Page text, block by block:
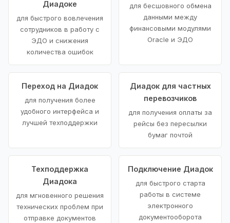
Диадоке
для быстрого вовлечения
сотрудников в работу с
ЭДО и снижения
количества ошибок
для бесшовного обмена
данными между
финансовыми модулями
Oracle и ЭДО
Переход на Диадок
для получения более
удобного интерфейса и
лучшей техподдержки
Диадок для частных
перевозчиков
для получения оплаты за
рейсы без пересылки
бумаг почтой
Техподдержка
Диадока
для мгновенного решения
технических проблем при
отправке документов
Подключение Диадок
для быстрого старта
работы в системе
электронного
документооборота